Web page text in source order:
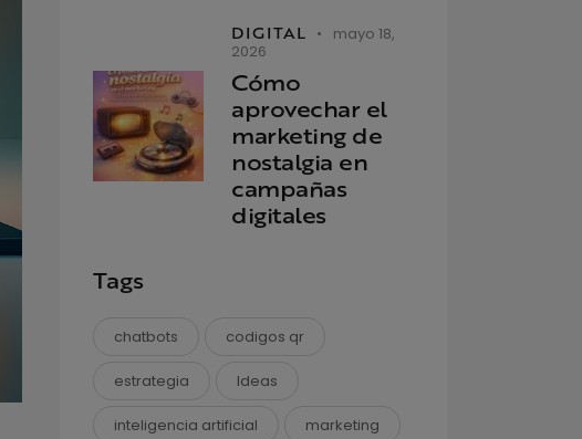
DIGITAL
mayo 18,
2026
Cómo
aprovechar el
marketing de
nostalgia en
campañas
digitales
Tags
chatbots codigos qr
estrategia Ideas
inteligencia artificial marketing